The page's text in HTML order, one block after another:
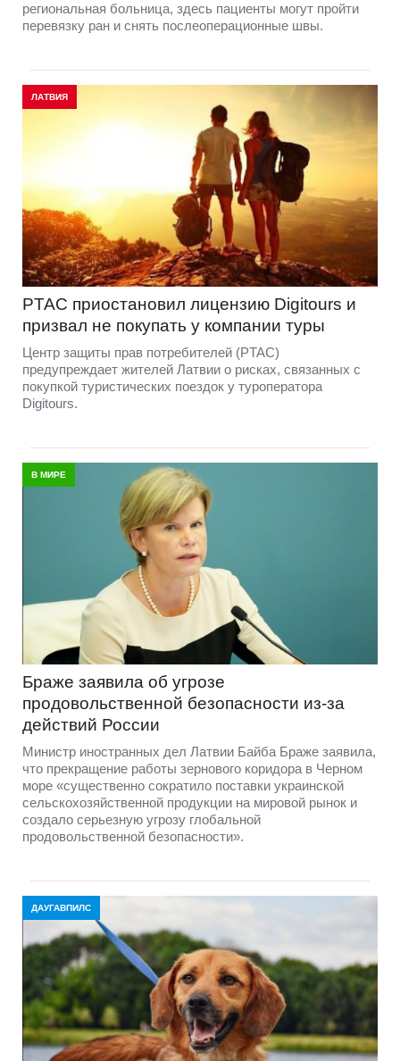
региональная больница, здесь пациенты могут пройти
перевязку ран и снять послеоперационные швы.
ЛАТВИЯ
PTAC приостановил лицензию Digitours и
призвал не покупать у компании туры
Центр защиты прав потребителей (PTAC)
предупреждает жителей Латвии о рисках, связанных с
покупкой туристических поездок у туроператора
Digitours.
В МИРЕ
Браже заявила об угрозе
продовольственной безопасности из-за
действий России
Министр иностранных дел Латвии Байба Браже заявила,
что прекращение работы зернового коридора в Черном
море «существенно сократило поставки украинской
сельскохозяйственной продукции на мировой рынок и
создало серьезную угрозу глобальной
продовольственной безопасности».
ДАУГАВПИЛС